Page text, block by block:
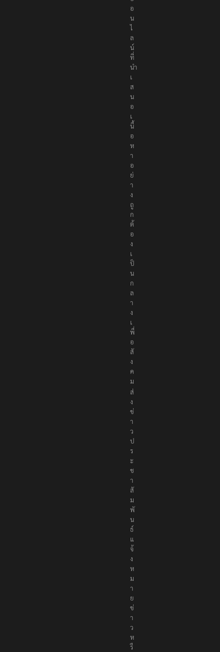
อ
น
ไ
ล
น์
ที่
นำ
เ
ส
น
อ
เ
นื้
อ
ห
า
อ
ย่
า
ง
ถู
ก
ต้
อ
ง
เ
ป็
น
ก
ล
า
ง
เ
พื่
อ
สั
ง
ค
ม
ส่
ง
ข่
า
ว
ป
ร
ะ
ช
า
สั
ม
พั
น
ธ์
แ
จ้
ง
ห
ม
า
ย
ข่
า
ว
ห
รื